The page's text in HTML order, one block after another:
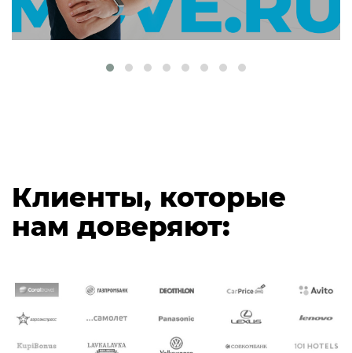
Клиенты, которые
нам доверяют: